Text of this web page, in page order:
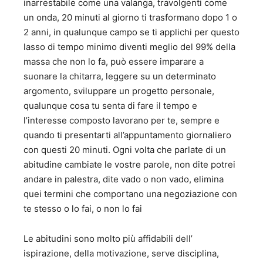
inarrestabile come una valanga, travolgenti come
un onda, 20 minuti al giorno ti trasformano dopo 1 o
2 anni, in qualunque campo se ti applichi per questo
lasso di tempo minimo diventi meglio del 99% della
massa che non lo fa, può essere imparare a
suonare la chitarra, leggere su un determinato
argomento, sviluppare un progetto personale,
qualunque cosa tu senta di fare il tempo e
l’interesse composto lavorano per te, sempre e
quando ti presentarti all’appuntamento giornaliero
con questi 20 minuti. Ogni volta che parlate di un
abitudine cambiate le vostre parole, non dite potrei
andare in palestra, dite vado o non vado, elimina
quei termini che comportano una negoziazione con
te stesso o lo fai, o non lo fai
Le abitudini sono molto più affidabili dell’
ispirazione, della motivazione, serve disciplina,